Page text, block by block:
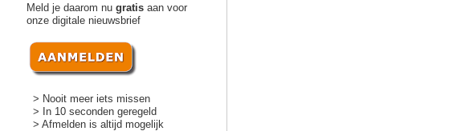
Meld je daarom nu gratis aan voor
onze digitale nieuwsbrief
> Nooit meer iets missen
> In 10 seconden geregeld
> Afmelden is altijd mogelijk